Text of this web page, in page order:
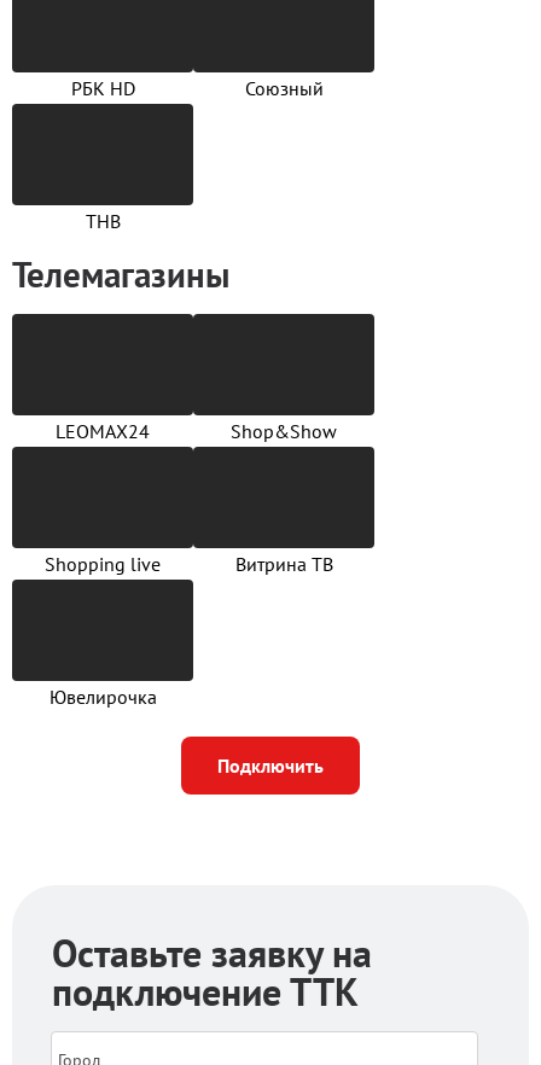
РБК HD Союзный
ТНВ
Телемагазины
LEOMAX24 Shop&Show
Shopping live Витрина ТВ
Ювелирочка
Подключить
Оставьте заявку на
подключение ТТК